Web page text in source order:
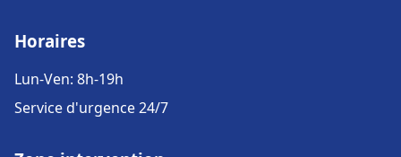
Horaires
Lun-Ven: 8h-19h
Service d'urgence 24/7